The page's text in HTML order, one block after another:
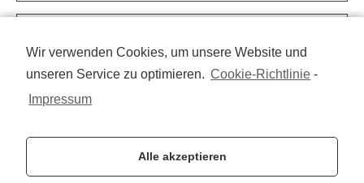
Wir verwenden Cookies, um unsere Website und
unseren Service zu optimieren. Cookie-Richtlinie -
Impressum
Alle akzeptieren
Name, E-Mail-Adresse und Website in diesem
Browser für meinen nächsten Kommentar